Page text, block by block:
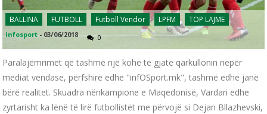
BALLINA FUTBOLL Futboll Vendor LPFM TOP LAJME
infosport -03/06/2018 0
Paralajëmrimet që tashmë një kohë të gjatë qarkullonin nëpër
mediat vendase, përfshirë edhe "infOSport.mk", tashmë edhe janë
bërë realitet. Skuadra nënkampione e Maqedonisë, Vardari edhe
zyrtarisht ka lënë të lirë futbollistët me përvojë si Dejan Bllazhevski,